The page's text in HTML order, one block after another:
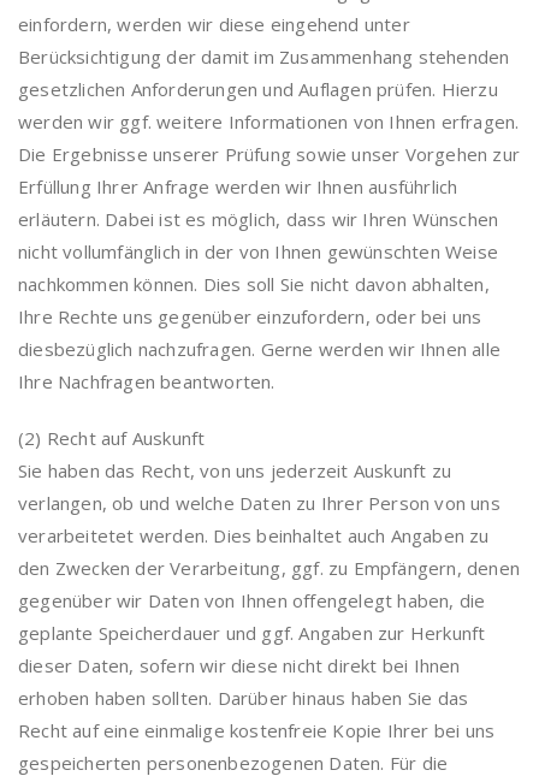
einfordern, werden wir diese eingehend unter
Berücksichtigung der damit im Zusammenhang stehenden
gesetzlichen Anforderungen und Auflagen prüfen. Hierzu
werden wir ggf. weitere Informationen von Ihnen erfragen.
Die Ergebnisse unserer Prüfung sowie unser Vorgehen zur
Erfüllung Ihrer Anfrage werden wir Ihnen ausführlich
erläutern. Dabei ist es möglich, dass wir Ihren Wünschen
nicht vollumfänglich in der von Ihnen gewünschten Weise
nachkommen können. Dies soll Sie nicht davon abhalten,
Ihre Rechte uns gegenüber einzufordern, oder bei uns
diesbezüglich nachzufragen. Gerne werden wir Ihnen alle
Ihre Nachfragen beantworten.
(2) Recht auf Auskunft
Sie haben das Recht, von uns jederzeit Auskunft zu
verlangen, ob und welche Daten zu Ihrer Person von uns
verarbeitetet werden. Dies beinhaltet auch Angaben zu
den Zwecken der Verarbeitung, ggf. zu Empfängern, denen
gegenüber wir Daten von Ihnen offengelegt haben, die
geplante Speicherdauer und ggf. Angaben zur Herkunft
dieser Daten, sofern wir diese nicht direkt bei Ihnen
erhoben haben sollten. Darüber hinaus haben Sie das
Recht auf eine einmalige kostenfreie Kopie Ihrer bei uns
gespeicherten personenbezogenen Daten. Für die